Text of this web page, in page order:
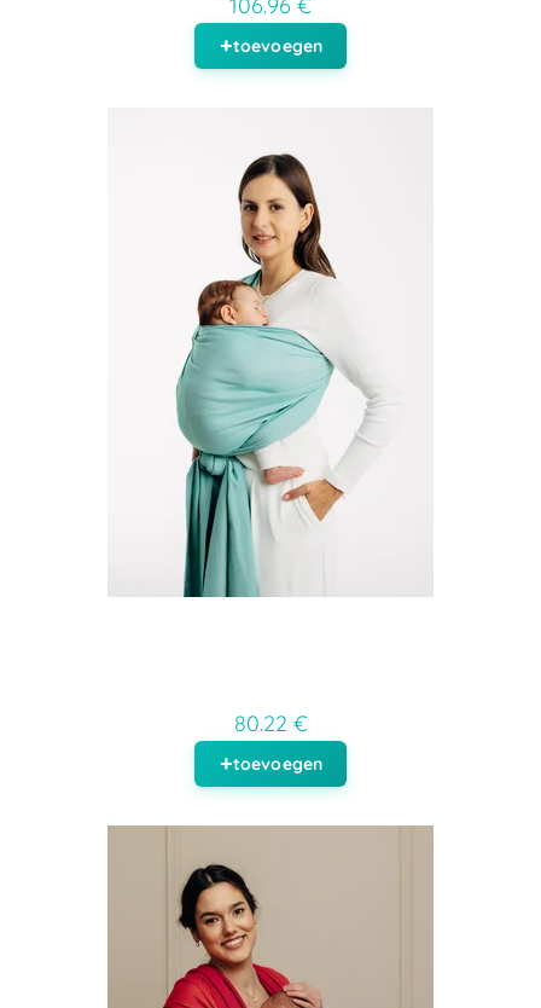
106.96 €
toevoegen
80.22 €
toevoegen